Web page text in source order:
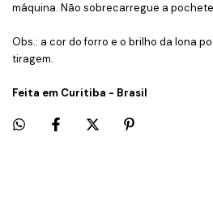
máquina. Não sobrecarregue a
Obs.: a cor do forro e o brilho da lona
tiragem.
Feita em Curitiba - Brasil